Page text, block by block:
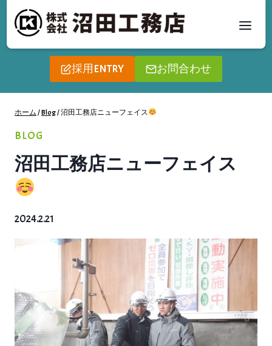
採用ENTRY お問合わせ
ホーム /Blog/沼田工務店ニューフェイス
BLOG
沼田工務店ニューフェイス
2024.2.21